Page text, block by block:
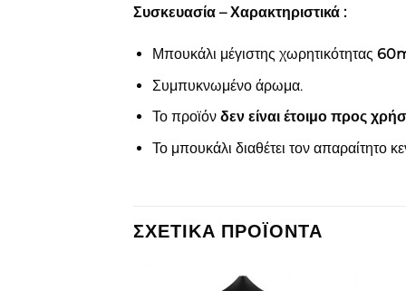
Συσκευασία – Χαρακτηριστικά :
Μπουκάλι μέγιστης χωρητικότητας
Συμπυκνωμένο άρωμα.
Το προϊόν δεν είναι έτοιμο προς
Το μπουκάλι διαθέτει τον απαραίτητο
ΣΧΕΤΙΚΆ ΠΡΟΪΌΝΤΑ